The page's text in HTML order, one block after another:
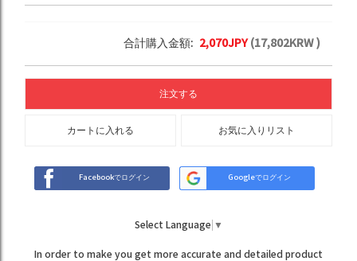
合計購入金額: 2,070JPY(17,802KRW )
注文する
カートに入れる お気に入りリスト
Facebookでログイン Googleでログイン
Select Language ▼
In order to make you get more accurate and detailed product